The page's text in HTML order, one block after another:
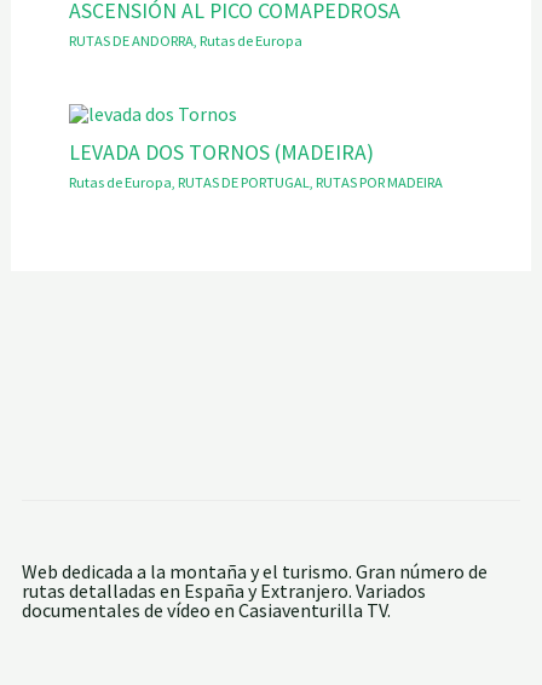
ASCENSIÓN AL PICO COMAPEDROSA
RUTAS DE ANDORRA, Rutas de Europa
LEVADA DOS TORNOS (MADEIRA)
Rutas de Europa, RUTAS DE PORTUGAL, RUTAS POR MADEIRA
Web dedicada a la montaña y el turismo. Gran número de
rutas detalladas en España y Extranjero. Variados
documentales de vídeo en Casiaventurilla TV.